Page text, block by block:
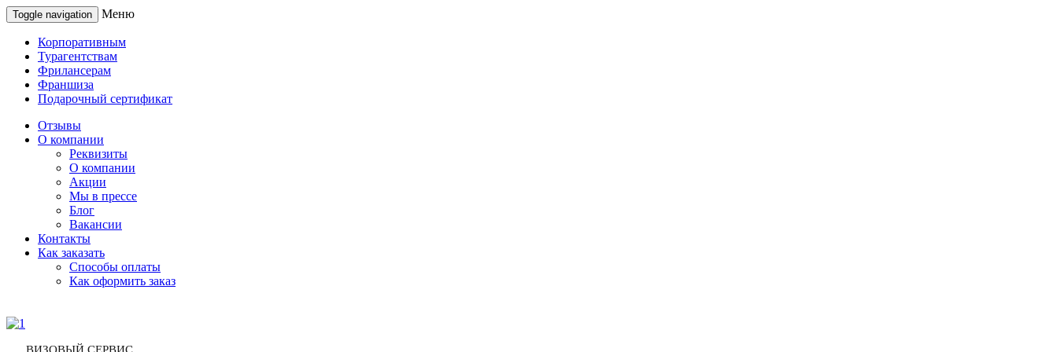
Toggle navigation Меню
Корпоративным
Турагентствам
Фрилансерам
Франшиза
Подарочный сертификат
Отзывы
О компании
Реквизиты
О компании
Акции
Мы в прессе
Блог
Вакансии
Контакты
Как заказать
Способы оплаты
Как оформить заказ